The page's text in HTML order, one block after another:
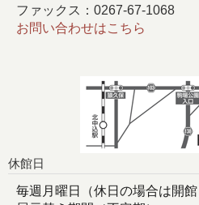
ファックス：0267-67-1068
お問い合わせはこちら
休館日
毎週月曜日（休日の場合は開館